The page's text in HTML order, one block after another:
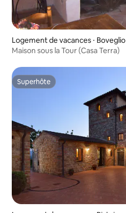
Logement de vacances ⋅ Boveglio
Maison sous la Tour (Casa Terra)
Superhôte
Superhôte